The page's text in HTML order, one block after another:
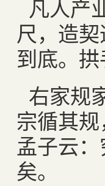
凡人产
尺，造
到底。
右家规
宗循其
孟子云
矣。